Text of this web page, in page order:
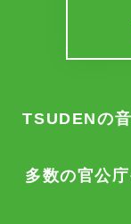
TSUDENの
多数の官公